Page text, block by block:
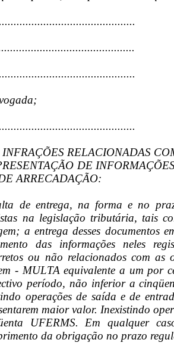
RELACIONADAS
DE
ARRECADAÇÃO:
de entrega, na forma e no
na legislação tributária, tais
a entrega desses documentos
das informações neles
ou não relacionados com as
- MULTA equivalente a um por
período, não inferior a
operações de saída e de
maior valor. Inexistindo
UFERMS. Em qualquer
da obrigação no prazo